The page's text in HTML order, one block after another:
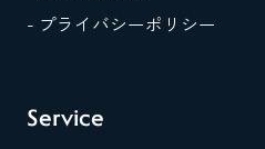
- プライバシーポリシー
Service